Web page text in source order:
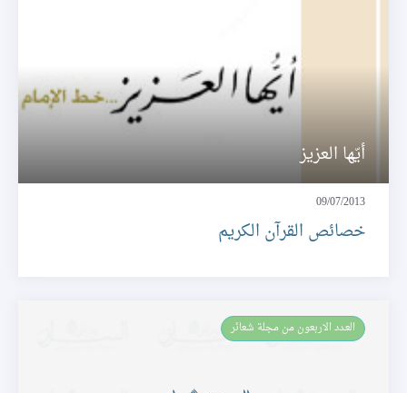
أيّها العزيز
09/07/2013
خصائص القرآن الكريم
العـدد الاربعون من مجلة شعائر